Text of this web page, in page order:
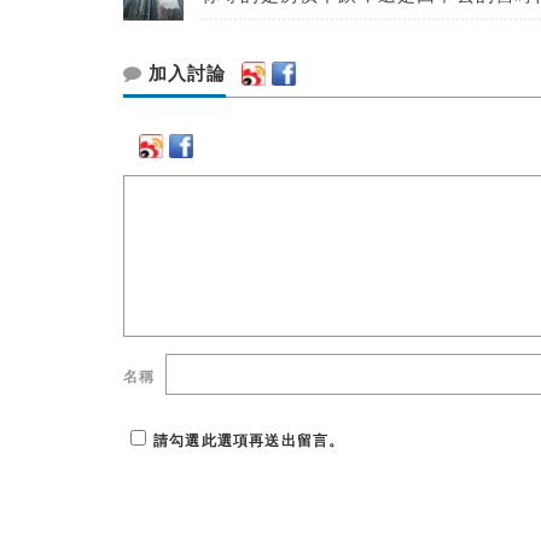
加入討論
名稱
請勾選此選項再送出留言。